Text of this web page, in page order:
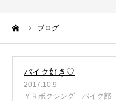
ブログ
バイク好き♡
2017.10.9
ＹＲボクシング バイク部
選手紹介
ギャラリー